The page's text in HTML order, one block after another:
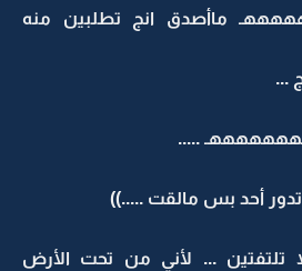
ماأصدق انج تطلبين منه
...
.....
أحد بس مالقت .....))
... لأني من تحت الأرض